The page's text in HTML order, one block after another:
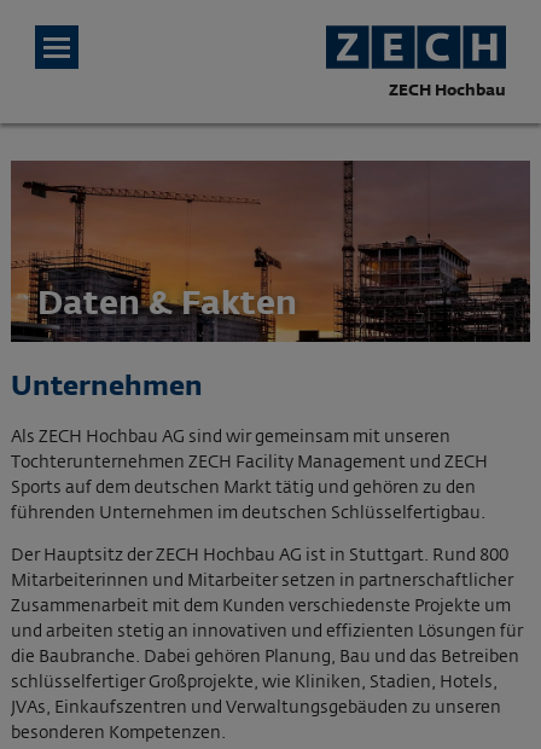
ZECH Hochbau
Daten & Fakten
Unternehmen
Als ZECH Hochbau AG sind wir gemeinsam mit unseren
Tochterunternehmen ZECH Facility Management und ZECH
Sports auf dem deutschen Markt tätig und gehören zu den
führenden Unternehmen im deutschen Schlüsselfertigbau.
Der Hauptsitz der ZECH Hochbau AG ist in Stuttgart. Rund 800
Mitarbeiterinnen und Mitarbeiter setzen in partnerschaftlicher
Zusammenarbeit mit dem Kunden verschiedenste Projekte um
und arbeiten stetig an innovativen und effizienten Lösungen für
die Baubranche. Dabei gehören Planung, Bau und das Betreiben
schlüsselfertiger Großprojekte, wie Kliniken, Stadien, Hotels,
JVAs, Einkaufszentren und Verwaltungsgebäuden zu unseren
besonderen Kompetenzen.